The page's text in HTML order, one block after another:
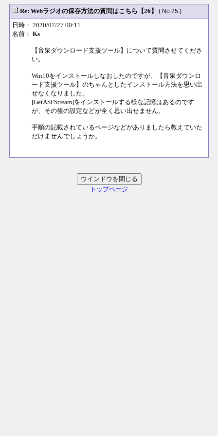
Re: Webラジオの保存方法の質問はこちら【26】 ( No.25 )
日時： 2020/07/27 00:11
名前： Ks
【音泉ダウンロード支援ツール】について質問させてくださ
い。
Win10をインストールしなおしたのですが、【音泉ダウンロ
ード支援ツール】のちゃんとしたインストール方法を思い出
せなくなりました。
[GetASFStream]をインストールする様な記憶はあるのです
が、その後の設定などが全く思い出せません。
手順の記載されているページなどがありましたら教えていた
だけませんでしょうか。
トップページ